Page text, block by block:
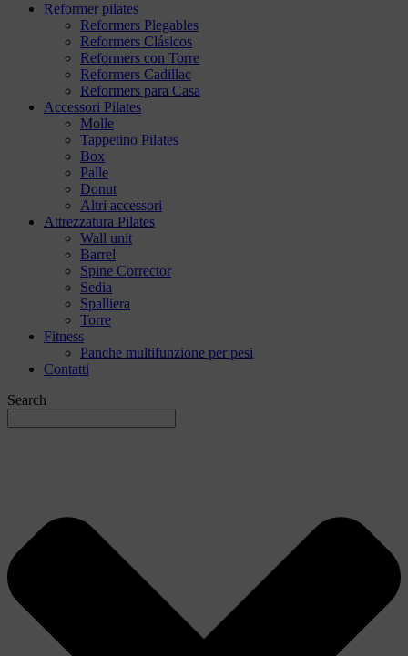
Reformer pilates
Reformers Plegables
Reformers Clásicos
Reformers con Torre
Reformers Cadillac
Reformers para Casa
Accessori Pilates
Molle
Tappetino Pilates
Box
Palle
Donut
Altri accessori
Attrezzatura Pilates
Wall unit
Barrel
Spine Corrector
Sedia
Spalliera
Torre
Fitness
Panche multifunzione per pesi
Contatti
Search